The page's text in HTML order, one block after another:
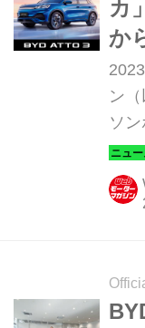
カ
か
付
ン
ソ
ポ）
る
じて